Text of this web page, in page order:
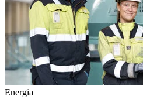
Energia